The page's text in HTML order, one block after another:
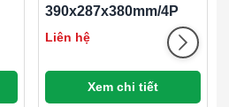
(Maximum Operating
390x287x380mm/4P
Liên hệ
Xem chi tiết